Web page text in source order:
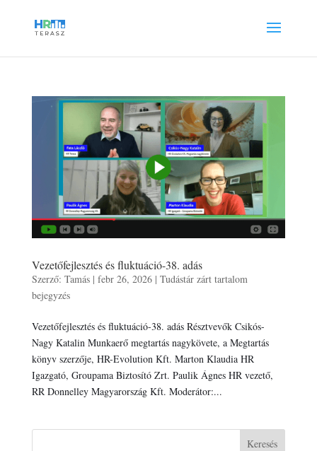
Vezetőfejlesztés és fluktuáció-38. adás
Szerző: Tamás| febr 26, 2026| Tudástár zárt tartalom
bejegyzés
Vezetőfejlesztés és fluktuáció-38. adás Résztvevők Csikós-
Nagy Katalin Munkaerő megtartás nagykövete, a Megtartás
könyv szerzője, HR-Evolution Kft. Marton Klaudia HR
Igazgató, Groupama Biztosító Zrt. Paulik Ágnes HR vezető,
RR Donnelley Magyarország Kft. Moderátor:...
Keresés